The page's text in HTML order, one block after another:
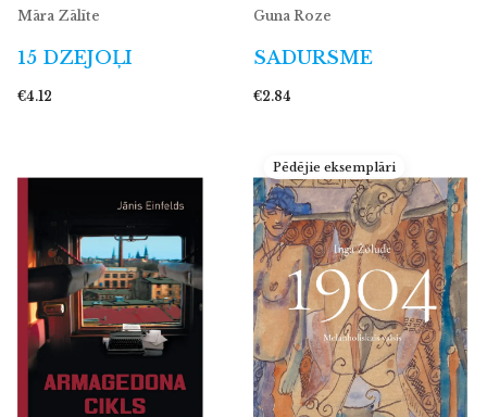
Māra Zālīte
15 DZEJOĻI
€4.12
Guna Roze
SADURSME
€2.84
Pēdējie eksemplāri